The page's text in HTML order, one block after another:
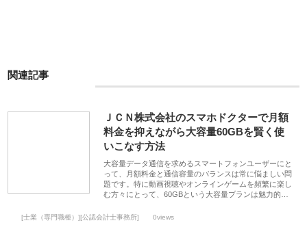
関連記事
ＪＣＮ株式会社のスマホドクターで月額
料金を抑えながら大容量60GBを賢く使
いこなす方法
大容量データ通信を求めるスマートフォンユーザーにと
って、月額料金と通信容量のバランスは常に悩ましい問
題です。特に動画視聴やオンラインゲームを頻繁に楽し
む方々にとって、60GBという大容量プランは魅力的…
[士業（専門職種）][公認会計士事務所] 0views